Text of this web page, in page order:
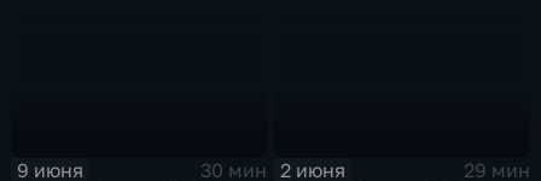
9 июня
30 мин
2 июня
29 мин